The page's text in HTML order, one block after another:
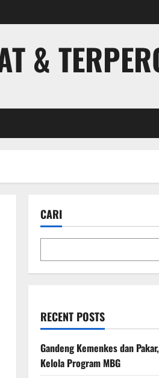
&
CARI
RECENT POSTS
Gandeng Kemenkes dan
Kelola Program MBG